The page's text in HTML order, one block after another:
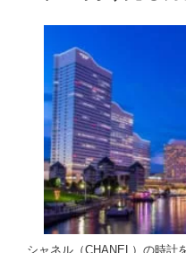
シャネル（CHANEL）の時計